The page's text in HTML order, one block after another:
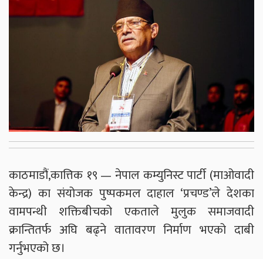
काठमाडौं,कात्तिक १९ — नेपाल कम्युनिस्ट पार्टी (माओवादी
केन्द्र) का संयोजक पुष्पकमल दाहाल ‘प्रचण्ड’ले देशका
वामपन्थी शक्तिबीचको एकताले मुलुक समाजवादी
क्रान्तितर्फ अघि बढ्ने वातावरण निर्माण भएको दाबी
गर्नुभएको छ।